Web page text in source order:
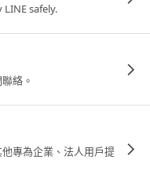
safely.
絡。
專為企業、法人用戶提